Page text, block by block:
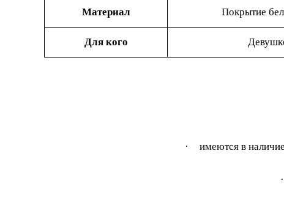
Материал Покрытие
Для кого
· имеются в
·